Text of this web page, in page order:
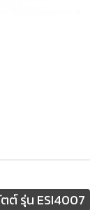
ตต์ รุ่น ESI4007